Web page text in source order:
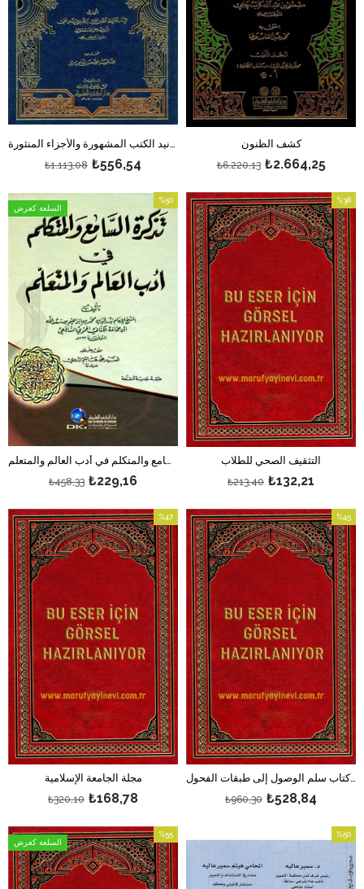
₺556,54
₺1.113,08
كشف الظنون
₺2.664,25
₺6.220,13
تذكرة السامع والمتكلم في أدب العالم والمتعلم
₺229,16
₺458,33
%50
بيع
السلعة كعرض
التثقيف الصحي للطلاب
₺132,21
₺213,40
%38
بيع
%38بيع
مجلة الجامعة الإسلامية
₺168,78
₺320,10
%47
بيع
%47بيع
مختصر كتاب سلم الوصول إلى طبقات الفحول
₺528,84
₺960,30
%45
بيع
%45بيع
%55
بيع
%55بيع
السلعة كعرض
%50
%50بيع